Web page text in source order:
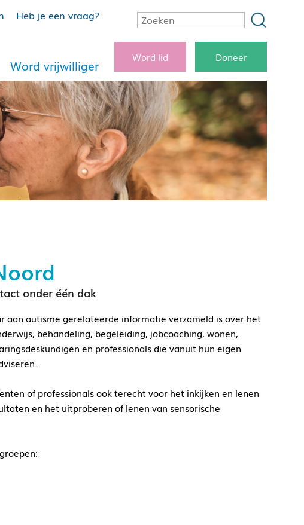
Heb je een vraag?
Word vrijwilliger
Word lid Doneer
onder één dak
aan autisme gerelateerde informatie verzameld is over het
behandeling, begeleiding, jobcoaching, wonen,
en professionals die vanuit hun eigen
of professionals ook terecht voor het inkijken en lenen
en het uitproberen of lenen van sensorische